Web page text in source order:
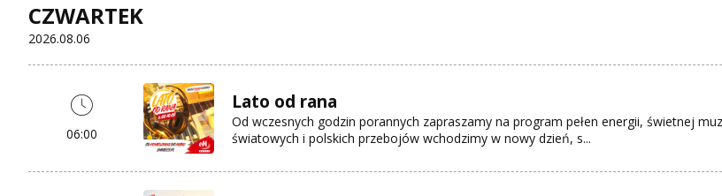
CZWARTEK
2026.08.06
06:00
Lato od rana
Od wczesnych godzin porannych zapraszamy na program pełen energii, świetnej
światowych i polskich przebojów wchodzimy w nowy dzień, s...